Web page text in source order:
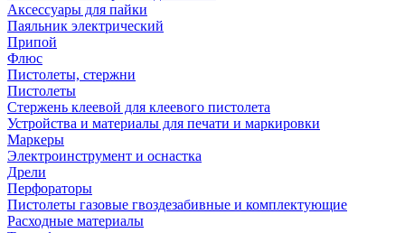
Аксессуары для пайки
Паяльник электрический
Припой
Флюс
Пистолеты, стержни
Пистолеты
Стержень клеевой для клеевого пистолета
Устройства и материалы для печати и маркировки
Маркеры
Электроинструмент и оснастка
Дрели
Перфораторы
Пистолеты газовые гвоздезабивные и комплектующие
Расходные материалы